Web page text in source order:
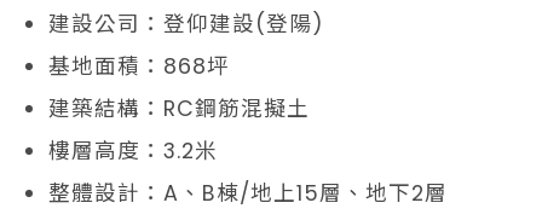
建設公司：登仰建設(登陽)
基地面積：868坪
建築結構：RC鋼筋混擬土
樓層高度：3.2米
整體設計：A、B棟/地上15層、地下2層